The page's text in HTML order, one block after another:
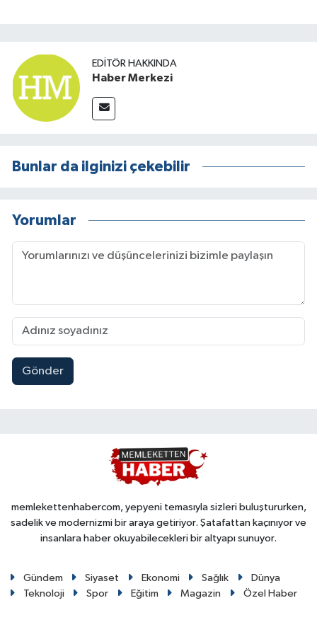
EDITÖR HAKKINDA
Haber Merkezi
Bunlar da ilginizi çekebilir
Yorumlar
Gönder
memlekettenhabercom, yepyeni temasıyla sizleri buluştururken,
sadelik ve modernizmi bir araya getiriyor. Şatafattan kaçınıyor ve
insanlara haber okuyabilecekleri bir altyapı sunuyor.
Gündem Siyaset Ekonomi Sağlık
Dünya
Teknoloji
Spor Eğitim Magazin Özel Haber